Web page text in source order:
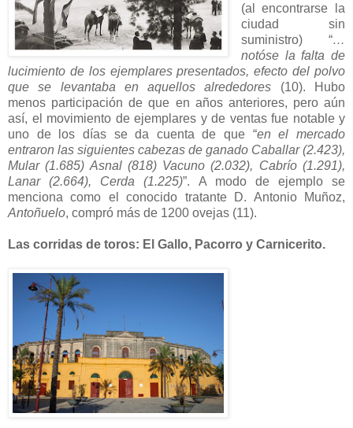
(al encontrarse la
ciudad sin
suministro) “…
notóse la falta de
lucimiento de los ejemplares presentados, efecto del polvo
que se levantaba en aquellos alrededores (10). Hubo
menos participación de que en años anteriores, pero aún
así, el movimiento de ejemplares y de ventas fue notable y
uno de los días se da cuenta de que “en el mercado
entraron las siguientes cabezas de ganado Caballar (2.423),
Mular (1.685) Asnal (818) Vacuno (2.032), Cabrío (1.291),
Lanar (2.664), Cerda (1.225)”. A modo de ejemplo se
menciona como el conocido tratante D. Antonio Muñoz,
Antoñuelo, compró más de 1200 ovejas (11).
Las corridas de toros: El Gallo, Pacorro y Carnicerito.